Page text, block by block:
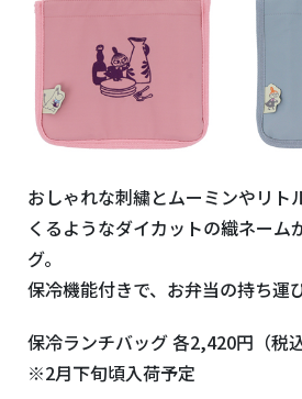
おしゃれな刺繍とムーミンやリト
くるようなダイカットの織ネーム
グ。
保冷機能付きで、お弁当の持ち運
保冷ランチバッグ 各2,420円（税込
※2月下旬頃入荷予定